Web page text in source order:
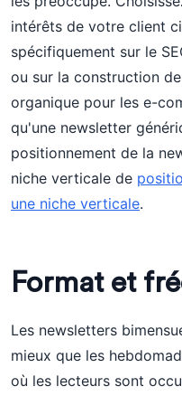
intérêts de votre client
spécifiquement sur le
ou sur la construction
organique pour les e-
qu'une newsletter
positionnement de la
niche verticale de
une niche verticale.
Format et
Les newsletters
mieux que les
où les lecteurs sont